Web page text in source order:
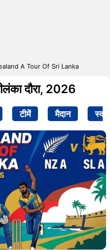
A Tour Of Sri Lanka
दौरा, 2026
टीमें मैदान